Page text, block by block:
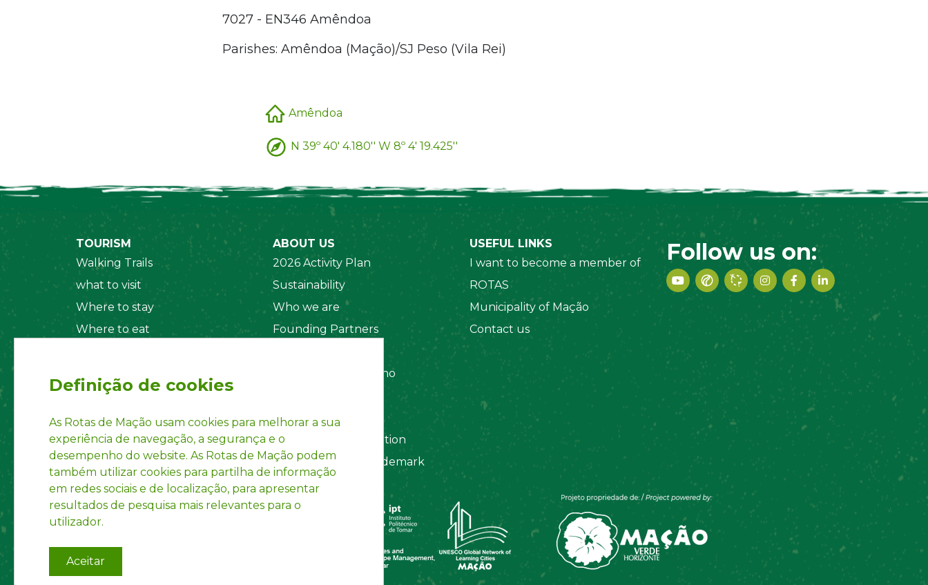
7027 - EN346 Amêndoa
Parishes: Amêndoa (Mação)/SJ Peso (Vila Rei)
Amêndoa
N 39º 40' 4.180'' W 8º 4' 19.425''
TOURISM
Walking Trails
what to visit
Where to stay
Where to eat
ABOUT US
2026 Activity Plan
Sustainability
Who we are
Founding Partners
Regulamento Interno
Privacy Policy
Accounting Information
INPI Registered Trademark
USEFUL LINKS
I want to become a member of
ROTAS
Municipality of Mação
Contact us
Follow us on:
Definição de cookies
As Rotas de Mação usam cookies para melhorar a sua
experiência de navegação, a segurança e o
desempenho do website. As Rotas de Mação podem
também utilizar cookies para partilha de informação
em redes sociais e de localização, para apresentar
resultados de pesquisa mais relevantes para o
utilizador.
Aceitar